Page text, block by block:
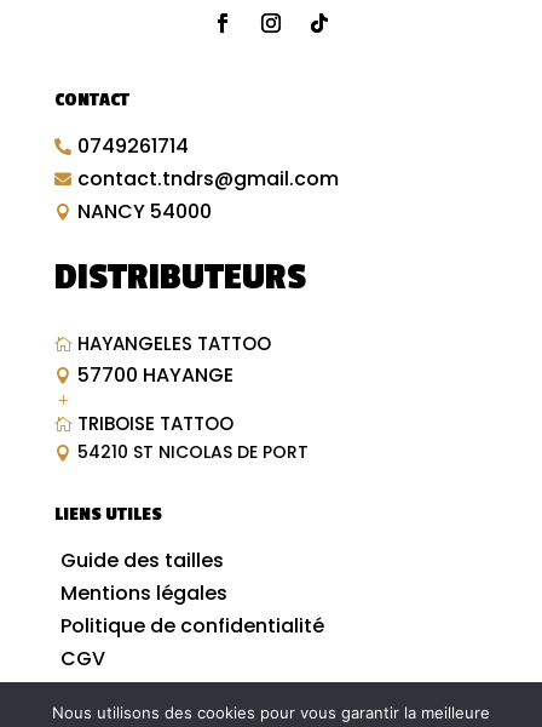
CONTACT
 0749261714
 contact.tndrs@gmail.com
 NANCY 54000
DISTRIBUTEURS
 HAYANGELES TATTOO
 57700 HAYANGE
L
 TRIBOISE TATTOO
 54210 ST NICOLAS DE PORT
LIENS UTILES
Guide des tailles
Mentions légales
Politique de confidentialité
CGV
Nous utilisons des cookies pour vous garantir la meilleure